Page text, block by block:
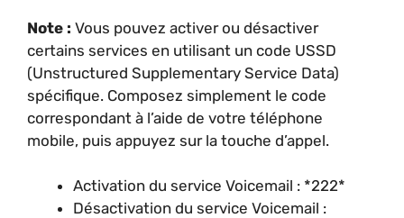
Note : Vous pouvez activer ou désactiver
certains services en utilisant un code USSD
(Unstructured Supplementary Service Data)
spécifique. Composez simplement le code
correspondant à l’aide de votre téléphone
mobile, puis appuyez sur la touche d’appel.
Activation du service Voicemail : *222*
Désactivation du service Voicemail :